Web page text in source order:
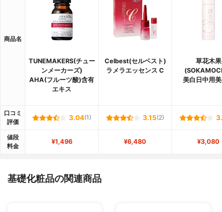
商品名
TUNEMAKERS(チュー
ンメーカーズ)
AHA(フルーツ酸)含有
エキス
Celbest(セルベスト)
ラメラエッセンス C
草花木果
美白日中用
口コミ
評価
3.04(1) 3.15(2)
値段
料金
¥1,496 ¥6,480 ¥3,080
基礎化粧品の関連商品